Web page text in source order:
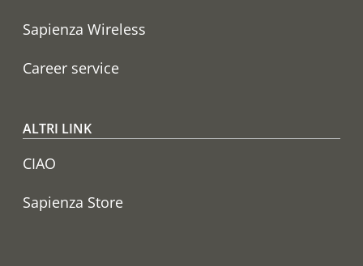
Sapienza Wireless
Career service
ALTRI LINK
CIAO
Sapienza Store